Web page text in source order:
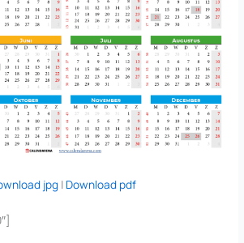
jpg| Download pdf